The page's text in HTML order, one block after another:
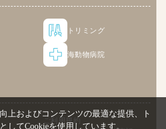
トリミング
海動物病院
ご利用規約
上およびコンテンツの最適な提供、ト
してCookieを使用しています。